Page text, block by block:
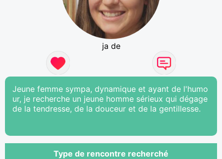
ja de
Jeune femme sympa, dynamique et ayant de l'humo
ur, je recherche un jeune homme sérieux qui dégage
de la tendresse, de la douceur et de la gentillesse.
Type de rencontre recherché